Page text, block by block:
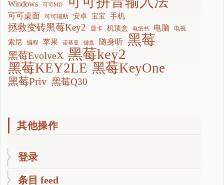
Windows 可可MD
可可桌面 可可辅助 安卓 宝宝 手机
拯救变砖黑莓Key2 显卡 机顶盒 电纸书 电脑 电视
索尼 编程 苹果 诺基亚 键盘 随身听 黑莓
黑莓EvolveX 黑莓key2
黑莓KEY2LE 黑莓KeyOne
黑莓Priv 黑莓Q30
其他操作
登录
条目 feed